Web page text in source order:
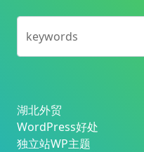
keywords
湖北外贸
WordPress好处
独立站WP主题